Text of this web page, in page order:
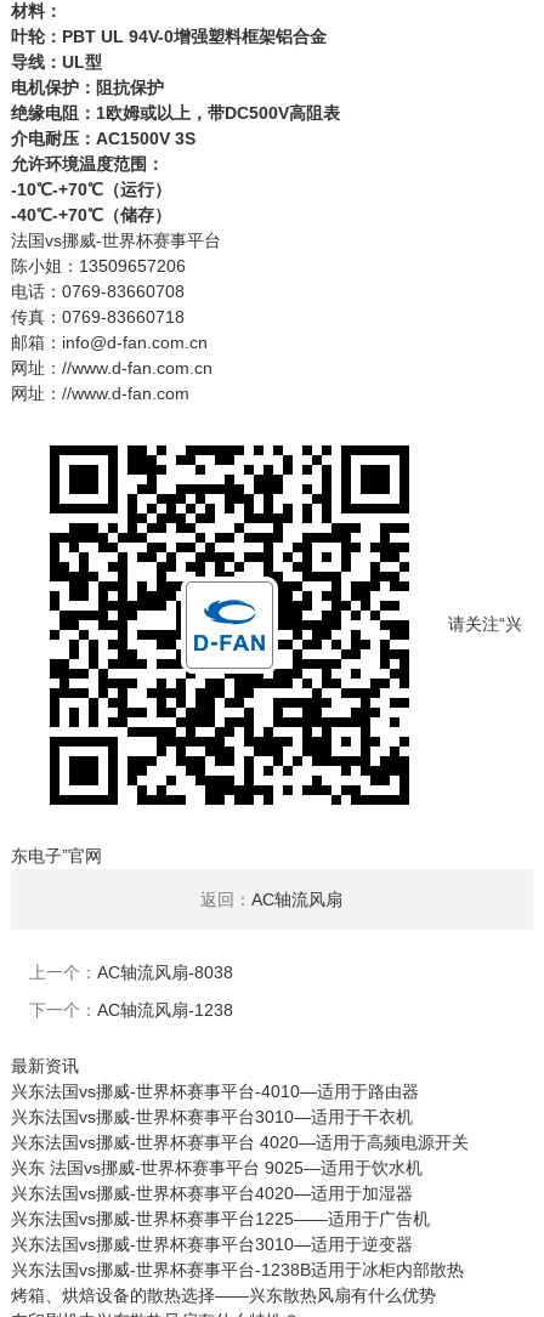
材料：
叶轮：PBT UL 94V-0增强塑料框架铝合金
导线：UL型
电机保护：阻抗保护
绝缘电阻：1欧姆或以上，带DC500V高阻表
介电耐压：AC1500V 3S
允许环境温度范围：
-10℃-+70℃（运行）
-40℃-+70℃（储存）
法国vs挪威-世界杯赛事平台
陈小姐：13509657206
电话：0769-83660708
传真：0769-83660718
邮箱：info@d-fan.com.cn
网址：//www.d-fan.com.cn
网址：//www.d-fan.com
请关注“兴
东电子”官网
返回：AC轴流风扇
上一个： AC轴流风扇-8038
下一个： AC轴流风扇-1238
最新资讯
兴东法国vs挪威-世界杯赛事平台-4010—适用于路由器
兴东法国vs挪威-世界杯赛事平台3010—适用于干衣机
兴东法国vs挪威-世界杯赛事平台 4020—适用于高频电源开关
兴东 法国vs挪威-世界杯赛事平台 9025—适用于饮水机
兴东法国vs挪威-世界杯赛事平台4020—适用于加湿器
兴东法国vs挪威-世界杯赛事平台1225——适用于广告机
兴东法国vs挪威-世界杯赛事平台3010—适用于逆变器
兴东法国vs挪威-世界杯赛事平台-1238B适用于冰柜内部散热
烤箱、烘焙设备的散热选择——兴东散热风扇有什么优势